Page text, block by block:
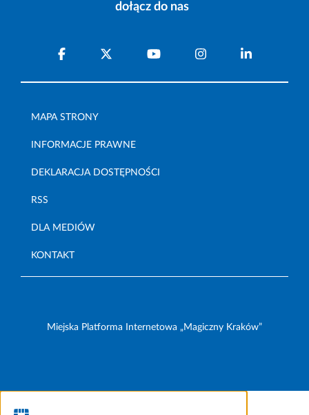
dołącz do nas
MAPA STRONY
INFORMACJE PRAWNE
DEKLARACJA DOSTĘPNOŚCI
RSS
DLA MEDIÓW
KONTAKT
Miejska Platforma Internetowa „Magiczny Kraków”